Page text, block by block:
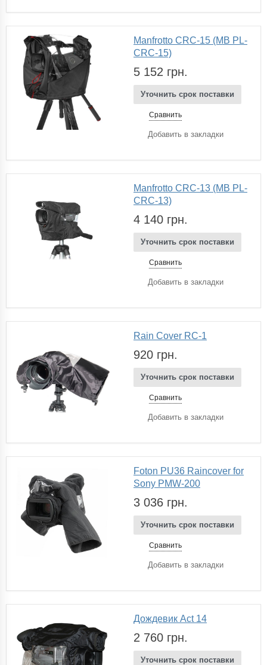
Manfrotto CRC-15 (MB PL-
CRC-15)
5 152 грн.
Уточнить срок поставки
Сравнить
Добавить в закладки
Manfrotto CRC-13 (MB PL-
CRC-13)
4 140 грн.
Уточнить срок поставки
Сравнить
Добавить в закладки
Rain Cover RC-1
920 грн.
Уточнить срок поставки
Сравнить
Добавить в закладки
Foton PU36 Raincover for
Sony PMW-200
3 036 грн.
Уточнить срок поставки
Сравнить
Добавить в закладки
Дождевик Act 14
2 760 грн.
Уточнить срок поставки